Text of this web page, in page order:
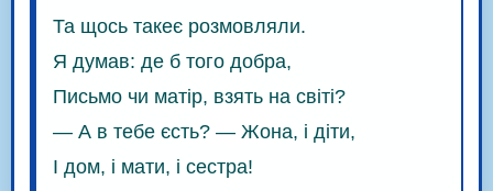
Та щось такеє розмовляли.
Я думав: де б того добра,
Письмо чи матір, взять на світі?
— А в тебе єсть? — Жона, і діти,
І дом, і мати, і сестра!